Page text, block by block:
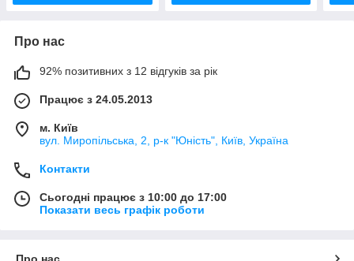
Про нас
92% позитивних з 12 відгуків за рік
Працює з 24.05.2013
м. Київ
вул. Миропільська, 2, р-к "Юність", Київ, Україна
Контакти
Сьогодні працює з 10:00 до 17:00
Показати весь графік роботи